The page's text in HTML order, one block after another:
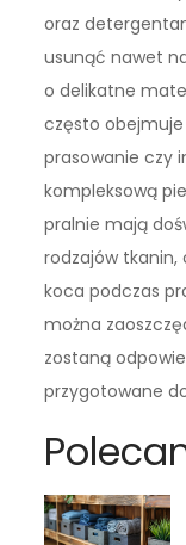
oraz
usunąć nawet
o delikatne
często obejmuje
prasowanie czy
kompleksową
pralnie mają
rodzajów tkanin,
koca podczas
można
zostaną
przygotowane